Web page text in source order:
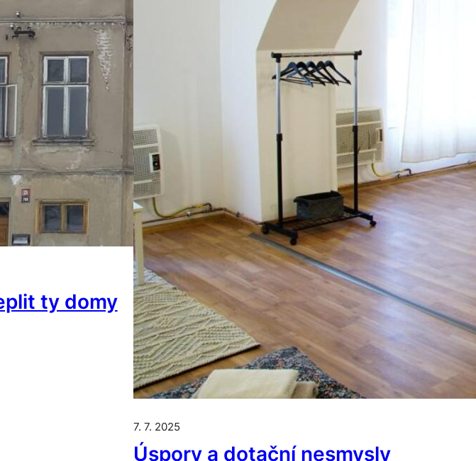
ty domy
7. 7. 2025
Úspory a dotační nesmysly